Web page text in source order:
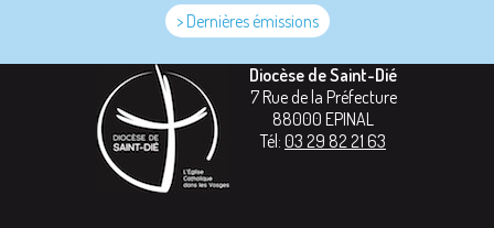
> Dernières émissions
Diocèse de Saint-Dié
7 Rue de la Préfecture
88000 EPINAL
Tél: 03 29 82 21 63